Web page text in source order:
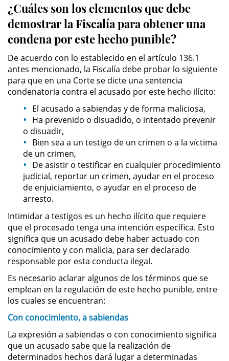
Apropiación Indebida De
Fondos Públicos
Falsificación
Falsificación o Alteración de una
Prescripción Médica
Malversación de Fondos
Presentación de Documentos
Delitos De Drogas
Drogas - DUID
Fabricación de Drogas
Leyes sobre Marihuana en
Posesión de Marihuana
Posesión de Sustancias
Proposición 36
¿Cuáles son los elementos que debe
demostrar la Fiscalía para obtener una
condena por este hecho punible?
De acuerdo con lo establecido en el artículo 136.1
antes mencionado, la Fiscalía debe probar lo siguiente
para que en una Corte se dicte una sentencia
condenatoria contra el acusado por este hecho ilícito:
El acusado a sabiendas y de forma maliciosa,
Ha prevenido o disuadido, o intentado prevenir
o disuadir,
Bien sea a un testigo de un crimen o a la víctima
de un crimen,
De asistir o testificar en cualquier procedimiento
judicial, reportar un crimen, ayudar en el proceso
de enjuiciamiento, o ayudar en el proceso de
arresto.
Intimidar a testigos es un hecho ilícito que requiere
que el procesado tenga una intención específica. Esto
significa que un acusado debe haber actuado con
conocimiento y con malicia, para ser declarado
responsable por esta conducta ilegal.
Es necesario aclarar algunos de los términos que se
emplean en la regulación de este hecho punible, entre
los cuales se encuentran:
Con conocimiento, a sabiendas
La expresión a sabiendas o con conocimiento significa
que un acusado sabe que la realización de
determinados hechos dará lugar a determinadas